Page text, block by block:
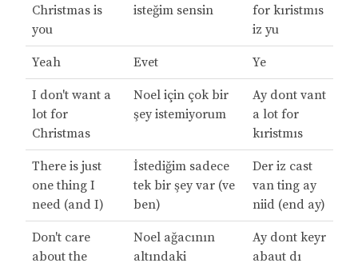
Christmas is
you
isteğim sensin
for kıristmıs
iz yu
Yeah Evet Ye
I don't want a
lot for
Christmas
Noel için çok bir
şey istemiyorum
Ay dont vant
a lot for
kıristmıs
There is just
one thing I
need (and I)
İstediğim sadece
tek bir şey var (ve
ben)
Der iz cast
van ting ay
niid (end ay)
Don't care
about the
Noel ağacının
altındaki
Ay dont keyr
abaut dı